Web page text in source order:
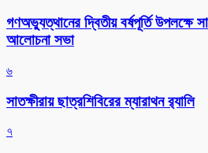
গণঅভ্যুত্থানের দ্বিতীয় বর্ষপূর্তি উপলক্ষে
আলোচনা সভা
৬
সাতক্ষীরায় ছাত্রশিবিরের ম্যারাথন র‌্যালি
৭